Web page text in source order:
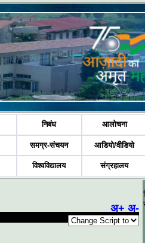
निबंध आलोचना
समग्र-संचयन आडियो/वीडियो
विश्वविद्यालय संग्रहालय
अ+ अ-